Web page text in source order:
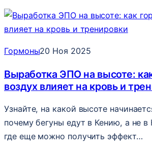
Гормоны20 Ноя 2025
Выработка ЭПО на высоте:
воздух влияет на кровь и
Узнайте, на какой высоте
почему бегуны едут в Кению, а не в
где еще можно получить эффект…